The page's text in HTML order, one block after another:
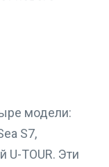
модели:
S7,
U-TOUR. Эти